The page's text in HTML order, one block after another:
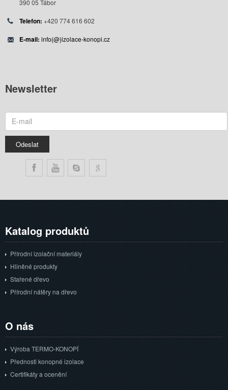
390 05 Tábor
Telefon: +420 774 616 602
E-mail: info(@)izolace-konopi.cz
Newsletter
Katalog produktů
Přírodní izolační materiály
Hliněné produkty
Stařené dřevo
Přírodní nátěry na dřevo
O nás
Výroba TERMO-KONOPÍ
Přednosti konopné izolace
Certifikáty a ocenění